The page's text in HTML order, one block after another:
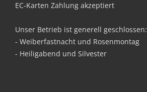
EC-Karten Zahlung akzeptiert
Unser Betrieb ist generell geschlossen:
- Weiberfastnacht und Rosenmontag
- Heiligabend und Silvester